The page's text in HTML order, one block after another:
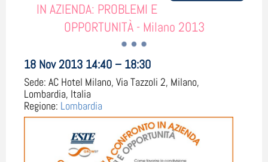
IN AZIENDA: PROBLEMI E
OPPORTUNITÀ - Milano 2013
18 Nov 2013 14:40 – 18:30
Sede: AC Hotel Milano, Via Tazzoli 2, Milano,
Lombardia, Italia
Regione: Lombardia